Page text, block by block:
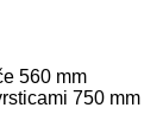
560 mm
750 mm